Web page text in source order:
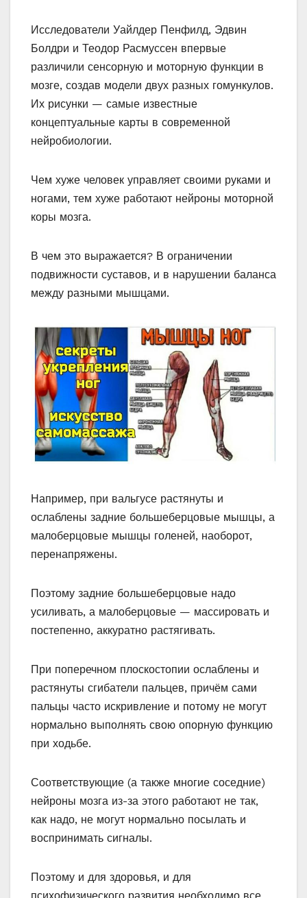
Исследователи Уайлдер Пенфилд, Эдвин
Болдри и Теодор Расмуссен впервые
различили сенсорную и моторную функции в
мозге, создав модели двух разных гомункулов.
Их рисунки — самые известные
концептуальные карты в современной
нейробиологии.
Чем хуже человек управляет своими руками и
ногами, тем хуже работают нейроны моторной
коры мозга.
В чем это выражается? В ограничении
подвижности суставов, и в нарушении баланса
между разными мышцами.
Например, при вальгусе растянуты и
ослаблены задние большеберцовые мышцы, а
малоберцовые мышцы голеней, наоборот,
перенапряжены.
Поэтому задние большеберцовые надо
усиливать, а малоберцовые — массировать и
постепенно, аккуратно растягивать.
При поперечном плоскостопии ослаблены и
растянуты сгибатели пальцев, причём сами
пальцы часто искривление и потому не могут
нормально выполнять свою опорную функцию
при ходьбе.
Соответствующие (а также многие соседние)
нейроны мозга из-за этого работают не так,
как надо, не могут нормально посылать и
воспринимать сигналы.
Поэтому и для здоровья, и для